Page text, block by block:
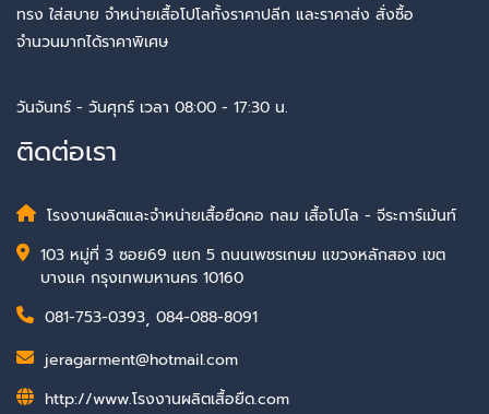
ทรง ใส่สบาย จำหน่ายเสื้อโปโลทั้งราคาปลีก และราคาส่ง สั่งซื้อ
จำนวนมากได้ราคาพิเศษ
วันจันทร์ - วันศุกร์ เวลา 08:00 - 17:30 น.
ติดต่อเรา
โรงงานผลิตและจำหน่ายเสื้อยืดคอ กลม เสื้อโปโล - จีระการ์เม้นท์
103 หมู่ที่ 3 ซอย69 แยก 5 ถนนเพชรเกษม แขวงหลักสอง เขต
บางแค กรุงเทพมหานคร 10160
081-753-0393, 084-088-8091
jeragarment@hotmail.com
http://www.โรงงานผลิตเสื้อยืด.com